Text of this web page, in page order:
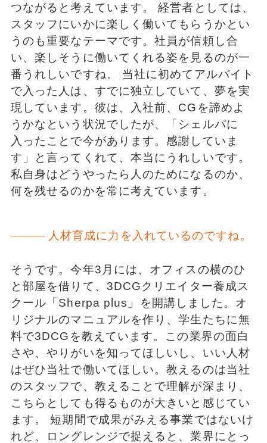
つながると考えています。 経営者としては、
スタッフにいかに楽しく働いてもらうかとい
うのも重要なテーマです。社員が信頼し合
い、楽しそうに働いてくれる姿を見るのが一
番うれしいですね。 当社に初めてアルバイト
で入った人は、すでに独立していて、夢を実
現しています。彼は、入社前、CGを諦めよ
うかなという状況でしたが、「シェルパに
入ったことで今があります。感謝していま
す」と言ってくれて、本当にうれしいです。
私自身はどうやったら人のためになるのか、
何を残せるのかを常に考えています。
人材育成に力を入れているのですね。
そうです。今年3月には、オフィスの横のひ
と部屋を借りて、3DCGクリエイター養成ス
クール「Sherpa plus」を開講しました。オ
リジナルのマニュアルを作り、学生たちに無
料で3DCGを教えています。この業界の面白
さや、やりがいを知ってほしいし、いい人材
はぜひ当社で働いてほしい。教えるのは当社
のスタッフで、教えることで理解が深まり、
こちらとしても得るものが大きいと感じてい
ます。 短期間で成果がみえる事業ではないけ
れど、ロングレンジで捉えると、業界にとっ